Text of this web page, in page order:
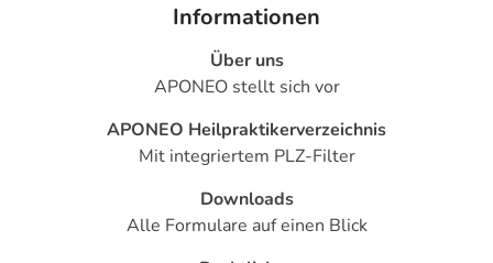
Informationen
Über uns
APONEO stellt sich vor
APONEO Heilpraktikerverzeichnis
Mit integriertem PLZ-Filter
Downloads
Alle Formulare auf einen Blick